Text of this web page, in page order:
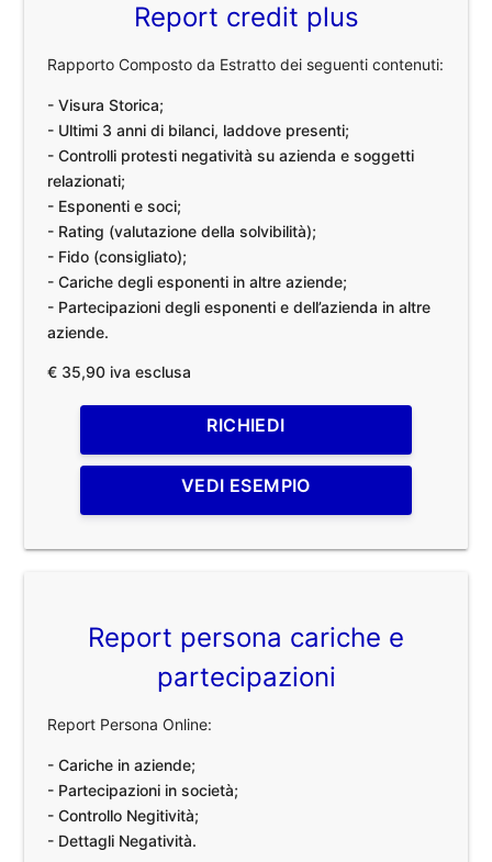
Report credit plus
Rapporto Composto da Estratto dei seguenti contenuti:
- Visura Storica;
- Ultimi 3 anni di bilanci, laddove presenti;
- Controlli protesti negatività su azienda e soggetti
relazionati;
- Esponenti e soci;
- Rating (valutazione della solvibilità);
- Fido (consigliato);
- Cariche degli esponenti in altre aziende;
- Partecipazioni degli esponenti e dell’azienda in altre
aziende.
€ 35,90 iva esclusa
RICHIEDI
VEDI ESEMPIO
Report persona cariche e
partecipazioni
Report Persona Online:
- Cariche in aziende;
- Partecipazioni in società;
- Controllo Negitività;
- Dettagli Negatività.